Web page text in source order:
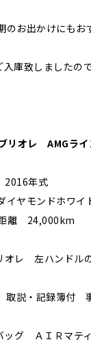
お出かけにもお
庫致しましたの
オレ AMGライ
2016年式
ヤモンドホワイ
離 24,000km
オレ 左ハンドル
取説・記録簿付
ＡＩＲマティ